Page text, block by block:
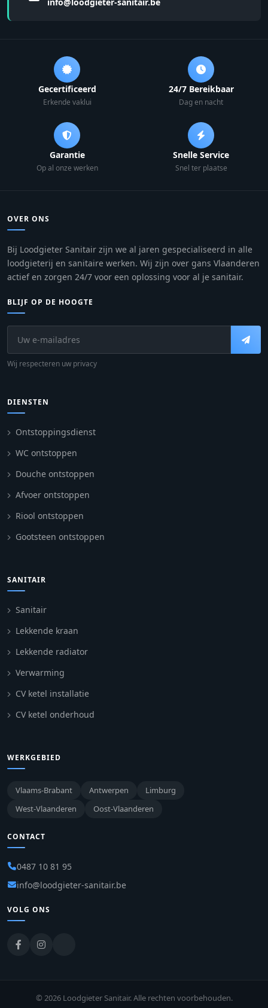
Gecertificeerd
Erkende vaklui
24/7 Bereikbaar
Dag en nacht
Garantie
Op al onze werken
Snelle Service
Snel ter plaatse
OVER ONS
Bij Loodgieter Sanitair zijn we al jaren gespecialiseerd in alle
loodgieterij en sanitaire werken. Wij zijn over gans Vlaanderen
actief en zorgen 24/7 voor een oplossing voor al je sanitair.
BLIJF OP DE HOOGTE
Wij respecteren uw privacy
DIENSTEN
Ontstoppingsdienst
WC ontstoppen
Douche ontstoppen
Afvoer ontstoppen
Riool ontstoppen
Gootsteen ontstoppen
SANITAIR
Sanitair
Lekkende kraan
Lekkende radiator
Verwarming
CV ketel installatie
CV ketel onderhoud
WERKGEBIED
Vlaams-Brabant Antwerpen
Limburg
West-Vlaanderen
Oost-Vlaanderen
CONTACT
0487 10 81 95
info@loodgieter-sanitair.be
VOLG ONS
© 2026 Loodgieter Sanitair. Alle rechten voorbehouden.